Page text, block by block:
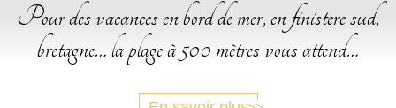
Pour des vacances en bord de mer, en finistere sud,
bretagne… la plage à 500 mètres vous attend…